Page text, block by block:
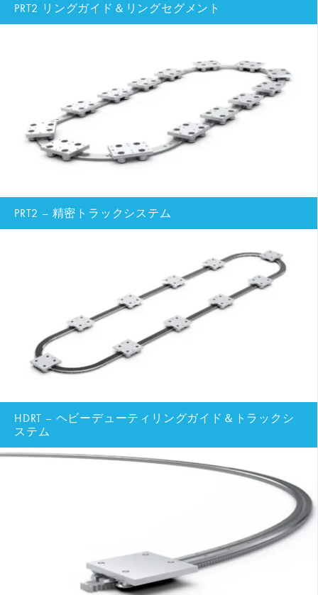
PRT2 リングガイド＆リングセグメント
PRT2 – 精密トラックシステム
HDRT – ヘビーデューティリングガイド＆トラックシ
ステム